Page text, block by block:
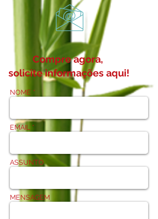
Compre agora,
solicite informações aqui!
NOME *
EMAIL *
ASSUNTO
MENSAGEM